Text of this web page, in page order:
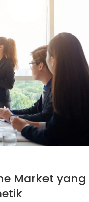
Market yang